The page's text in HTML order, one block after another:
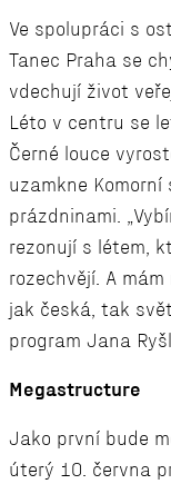
Ve spolupráci s
Tanec Praha se
vdechují život
Léto v centru se
Černé louce
uzamkne
prázdninami.
rezonují s létem,
rozechvějí. A
jak česká, tak
program Jana
Megastructure
Jako první bude
úterý 10. června